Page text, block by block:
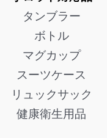
タンブラー
ボトル
マグカップ
スーツケース
リュックサック
健康衛生用品